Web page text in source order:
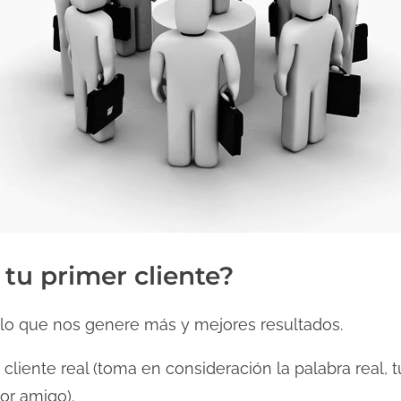
tu primer cliente?
que nos genere más y mejores resultados.
real (toma en consideración la palabra real,
amigo).